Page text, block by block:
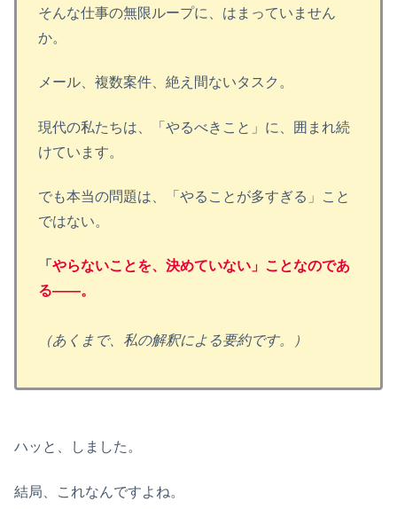
そんな仕事の無限ループに、はまっていません
か。
メール、複数案件、絶え間ないタスク。
現代の私たちは、「やるべきこと」に、囲まれ続
けています。
でも本当の問題は、「やることが多すぎる」こと
ではない。
「 やらないことを、決めていない」ことなのであ
る——。
（あくまで、私の解釈による要約です。）
ハッと、しました。
結局、これなんですよね。